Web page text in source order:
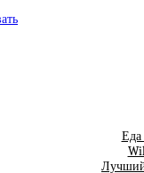
Еда
Лучший